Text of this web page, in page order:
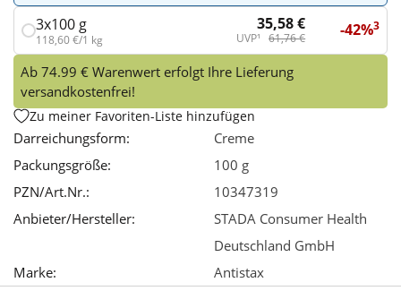
3x100 g
118,60 €/1 kg
35,58 €
UVP¹ 61,76 € -42%3
Ab 74.99 € Warenwert erfolgt Ihre Lieferung
versandkostenfrei!
Zu meiner Favoriten-Liste hinzufügen
Darreichungsform:
Creme
Packungsgröße:
100 g
PZN/Art.Nr.:
10347319
Anbieter/Hersteller:
STADA Consumer Health
Deutschland GmbH
Marke:
Antistax